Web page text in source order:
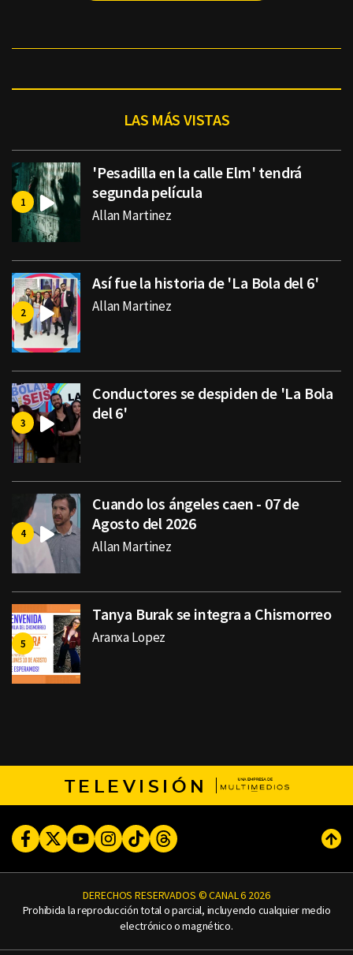
LAS MÁS VISTAS
'Pesadilla en la calle Elm' tendrá
segunda película
Allan Martinez
Así fue la historia de 'La Bola del 6'
Allan Martinez
Conductores se despiden de 'La Bola
del 6'
Cuando los ángeles caen - 07 de
Agosto del 2026
Allan Martinez
Tanya Burak se integra a Chismorreo
Aranxa Lopez
TELEVISIÓN
FacebookTwitterYoutubeInstagram
TikTokThreads
DERECHOS RESERVADOS © CANAL 6 2026
Prohibida la reproducción total o parcial, incluyendo cualquier medio
electrónico o magnético.